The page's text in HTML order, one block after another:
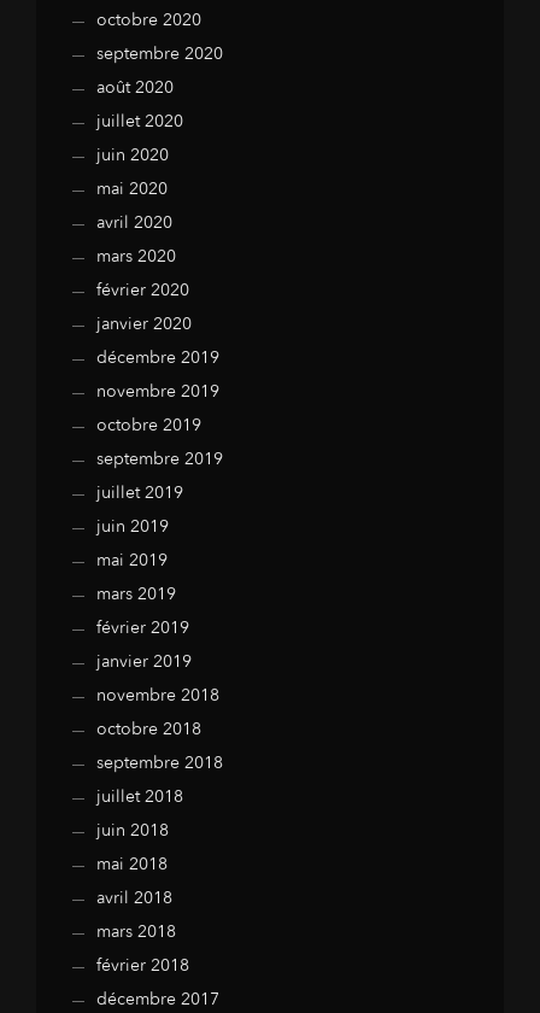
octobre 2020
septembre 2020
août 2020
juillet 2020
juin 2020
mai 2020
avril 2020
mars 2020
février 2020
janvier 2020
décembre 2019
novembre 2019
octobre 2019
septembre 2019
juillet 2019
juin 2019
mai 2019
mars 2019
février 2019
janvier 2019
novembre 2018
octobre 2018
septembre 2018
juillet 2018
juin 2018
mai 2018
avril 2018
mars 2018
février 2018
décembre 2017